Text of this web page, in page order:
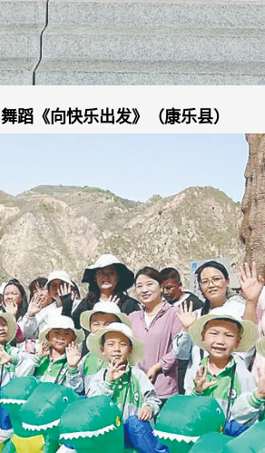
舞蹈《向快乐出发》（康乐县）